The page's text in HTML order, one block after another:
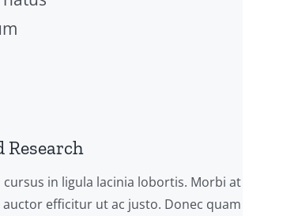
Research
in ligula lacinia lobortis. Morbi at
efficitur ut ac justo. Donec quam